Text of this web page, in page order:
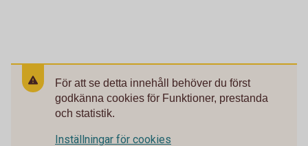
För att se detta innehåll behöver du först
godkänna cookies för Funktioner, prestanda
och statistik.
Inställningar för cookies